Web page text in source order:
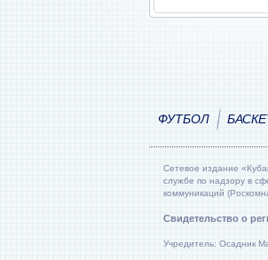
ФУТБОЛ
Сетевое издание
службе по надзору в
коммуникаций
Свидетельство о
Учредитель: Осадник